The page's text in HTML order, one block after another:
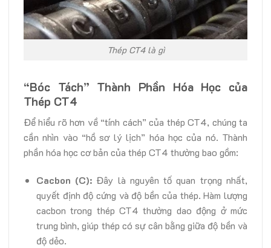
Thép CT4 là gì
“Bóc Tách” Thành Phần Hóa Học của
Thép CT4
Để hiểu rõ hơn về “tính cách” của thép CT4, chúng ta
cần nhìn vào “hồ sơ lý lịch” hóa học của nó. Thành
phần hóa học cơ bản của thép CT4 thường bao gồm:
Cacbon (C): Đây là nguyên tố quan trọng nhất,
quyết định độ cứng và độ bền của thép. Hàm lượng
cacbon trong thép CT4 thường dao động ở mức
trung bình, giúp thép có sự cân bằng giữa độ bền và
độ dẻo.